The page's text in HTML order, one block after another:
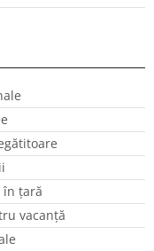
în ţară
vacanţă